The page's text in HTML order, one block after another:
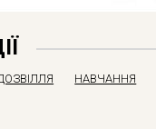
НАВЧАННЯ